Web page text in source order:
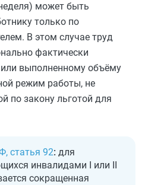
может быть
только по
В этом случае труд
фактически
выполненному объёму
режим работы, не
по закону льготой для
статья 92: для
инвалидами I или II
сокращенная